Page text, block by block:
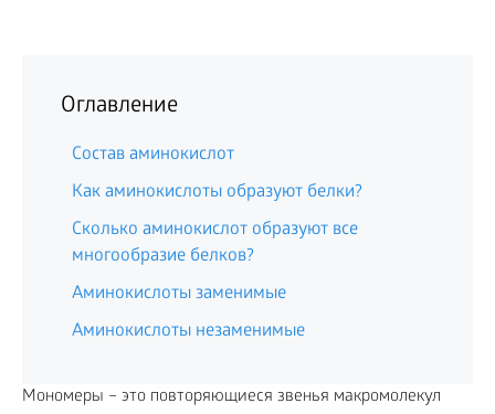
Оглавление
Состав аминокислот
Как аминокислоты образуют белки?
Сколько аминокислот образуют все
многообразие белков?
Аминокислоты заменимые
Аминокислоты незаменимые
Мономеры – это повторяющиеся звенья макромолекул